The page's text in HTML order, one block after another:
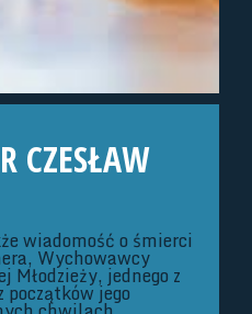
CZESŁAW
wiadomość o śmierci
Wychowawcy
Młodzieży, jednego z
jego